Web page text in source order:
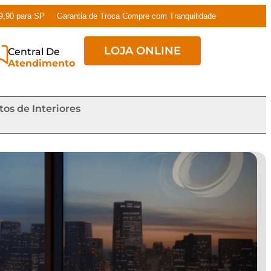
para SP Garantia de Troca Compre com Tranquilidade
Central De
Atendimento
LOJA ONLINE
de Interiores